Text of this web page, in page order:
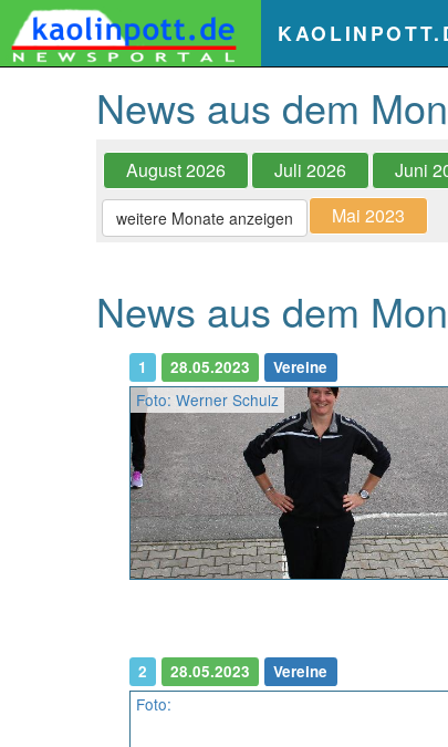
News aus dem
August 2026 Juli 2026 Juni
weitere Monate anzeigen Mai 2023
News aus dem
1 28.05.2023 Vereine
Foto: Werner Schulz
2 28.05.2023 Vereine
Foto: